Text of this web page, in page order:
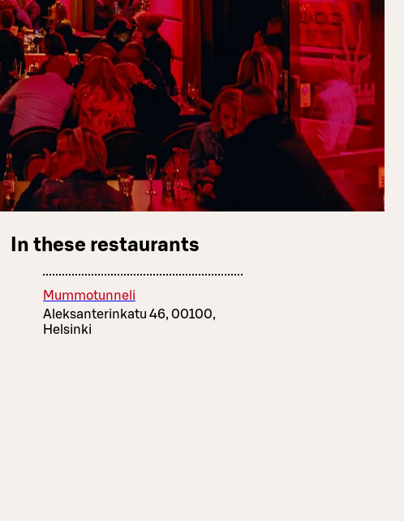
In these restaurants
Mummotunneli
Aleksanterinkatu 46, 00100,
Helsinki